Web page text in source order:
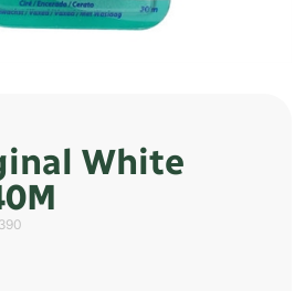
White